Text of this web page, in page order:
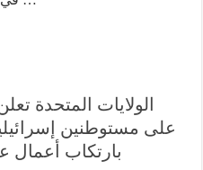
الولايات المتحدة
على مستوطنين
بارتكاب أعمال